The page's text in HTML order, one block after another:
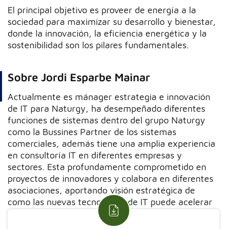
El principal objetivo es proveer de energía a la
sociedad para maximizar su desarrollo y bienestar,
donde la innovación, la eficiencia energética y la
sostenibilidad son los pilares fundamentales.
Sobre Jordi Esparbe Mainar
Actualmente es mánager estrategia e innovación
de IT para Naturgy, ha desempeñado diferentes
funciones de sistemas dentro del grupo Naturgy
como la Bussines Partner de los sistemas
comerciales, además tiene una amplia experiencia
en consultoría IT en diferentes empresas y
sectores. Esta profundamente comprometido en
proyectos de innovadores y colabora en diferentes
asociaciones, aportando visión estratégica de
como las nuevas tecnologías de IT puede acelerar
la transformación de los negocios.